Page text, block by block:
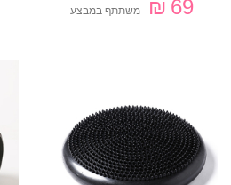
69 ₪ משתתף במבצע